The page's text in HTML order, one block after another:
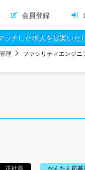
会員登録
チした求人を提案いた
理
ファシリティエンジ